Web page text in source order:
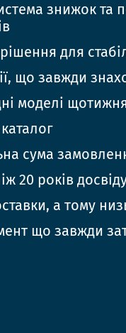
знижок та
для
що завжди
моделі
сума
20 років
а тому
що завжди